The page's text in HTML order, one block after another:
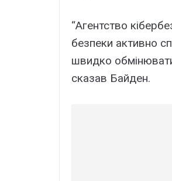
“Агентство
безпеки активно
швидко
сказав Байден.